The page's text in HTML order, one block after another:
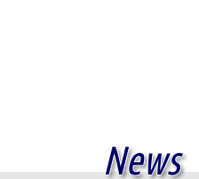
News